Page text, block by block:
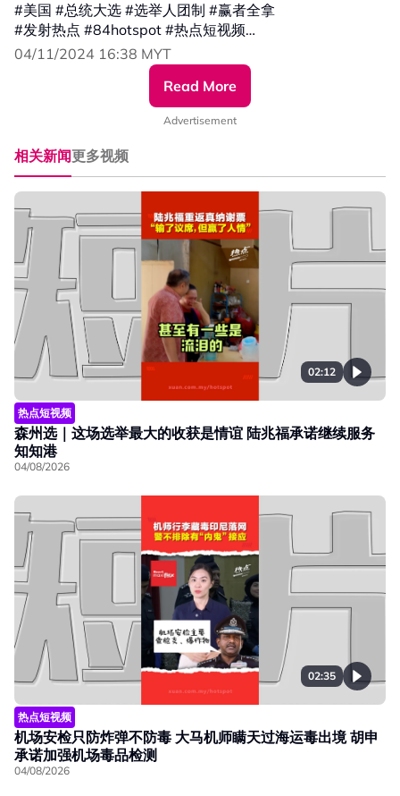
#美国 #总统大选 #选举人团制 #赢者全拿
#发射热点 #84hotspot #热点短视频
更多新闻资讯看这里 ▹ https://xuan.com.my/hotspot
04/11/2024 16:38 MYT
Read More
Advertisement
相关新闻更多视频
02:12
热点短视频
森州选｜这场选举最大的收获是情谊 陆兆福承诺继续服务
知知港
04/08/2026
02:35
热点短视频
机场安检只防炸弹不防毒 大马机师瞒天过海运毒出境 胡申
承诺加强机场毒品检测
04/08/2026